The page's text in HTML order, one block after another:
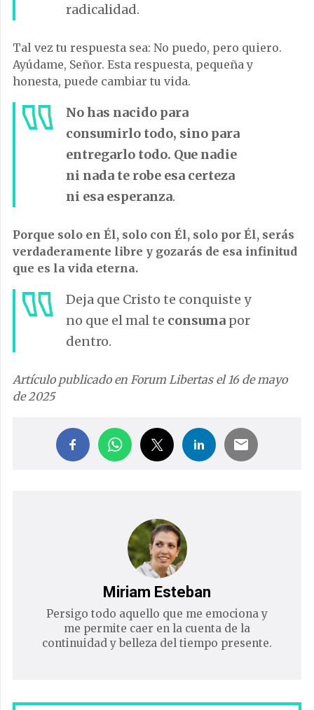
radicalidad.
Tal vez tu respuesta sea: No puedo, pero quiero.
Ayúdame, Señor. Esta respuesta, pequeña y
honesta, puede cambiar tu vida.
No has nacido para
consumirlo todo, sino para
entregarlo todo. Que nadie
ni nada te robe esa certeza
ni esa esperanza.
Porque solo en Él, solo con Él, solo por Él, serás
verdaderamente libre y gozarás de esa infinitud
que es la vida eterna.
Deja que Cristo te conquiste y
no que el mal te consuma por
dentro.
Artículo publicado en Forum Libertas el 16 de mayo
de 2025
Miriam Esteban
Persigo todo aquello que me emociona y
me permite caer en la cuenta de la
continuidad y belleza del tiempo presente.